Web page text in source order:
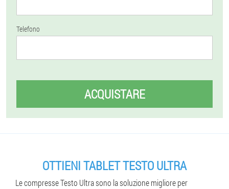
Telefono
ACQUISTARE
OTTIENI TABLET TESTO ULTRA
Le compresse Testo Ultra sono la soluzione migliore per